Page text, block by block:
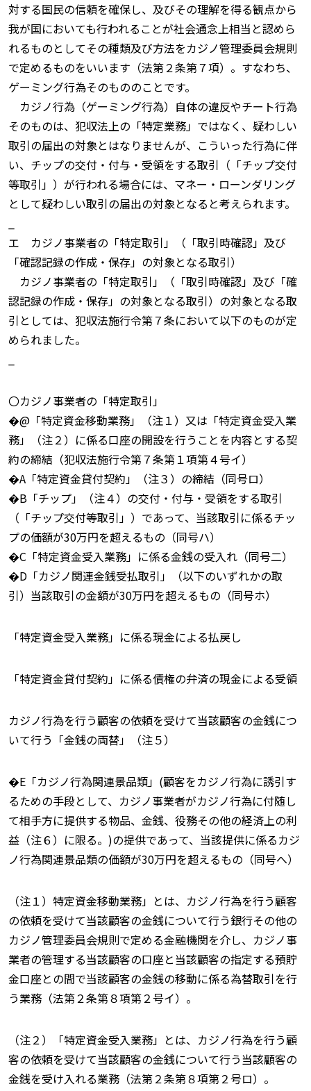
対する国民の信頼を確保し、及びその理解を得る観点から
我が国においても行われることが社会通念上相当と認めら
れるものとしてその種類及び方法をカジノ管理委員会規則
で定めるものをいいます（法第２条第７項）。すなわち、
ゲーミング行為そのもののことです。
カジノ行為（ゲーミング行為）自体の違反やチート行為
そのものは、犯収法上の「特定業務」ではなく、疑わしい
取引の届出の対象とはなりませんが、こういった行為に伴
い、チップの交付・付与・受領をする取引（「チップ交付
等取引」）が行われる場合には、マネー・ローンダリング
として疑わしい取引の届出の対象となると考えられます。
エ カジノ事業者の「特定取引」（「取引時確認」及び
「確認記録の作成・保存」の対象となる取引）
カジノ事業者の「特定取引」（「取引時確認」及び「確
認記録の作成・保存」の対象となる取引）の対象となる取
引としては、犯収法施行令第７条において以下のものが定
められました。
〇カジノ事業者の「特定取引」
�@「特定資金移動業務」（注１）又は「特定資金受入業
務」（注２）に係る口座の開設を行うことを内容とする契
約の締結（犯収法施行令第７条第１項第４号イ）
�A「特定資金貸付契約」（注３）の締結（同号ロ）
�B「チップ」（注４）の交付・付与・受領をする取引
（「チップ交付等取引」）であって、当該取引に係るチッ
プの価額が30万円を超えるもの（同号ハ）
�C「特定資金受入業務」に係る金銭の受入れ（同号二）
�D「カジノ関連金銭受払取引」（以下のいずれかの取
引）当該取引の金額が30万円を超えるもの（同号ホ）
「特定資金受入業務」に係る現金による払戻し
「特定資金貸付契約」に係る債権の弁済の現金による受領
カジノ行為を行う顧客の依頼を受けて当該顧客の金銭につ
いて行う「金銭の両替」（注５）
�E「カジノ行為関連景品類」(顧客をカジノ行為に誘引す
るための手段として、カジノ事業者がカジノ行為に付随し
て相手方に提供する物品、金銭、役務その他の経済上の利
益（注６）に限る。)の提供であって、当該提供に係るカジ
ノ行為関連景品類の価額が30万円を超えるもの（同号へ）
（注１）特定資金移動業務」とは、カジノ行為を行う顧客
の依頼を受けて当該顧客の金銭について行う銀行その他の
カジノ管理委員会規則で定める金融機関を介し、カジノ事
業者の管理する当該顧客の口座と当該顧客の指定する預貯
金口座との間で当該顧客の金銭の移動に係る為替取引を行
う業務（法第２条第８項第２号イ）。
（注２）「特定資金受入業務」とは、カジノ行為を行う顧
客の依頼を受けて当該顧客の金銭について行う当該顧客の
金銭を受け入れる業務（法第２条第８項第２号ロ）。